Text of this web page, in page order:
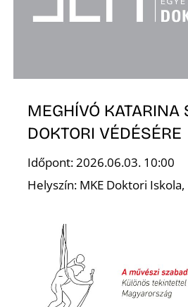
MEGHÍVÓ KATARINA
DOKTORI VÉDÉSÉRE
Időpont: 2026.06.03. 10:00
Helyszín: MKE Doktori Iskola,